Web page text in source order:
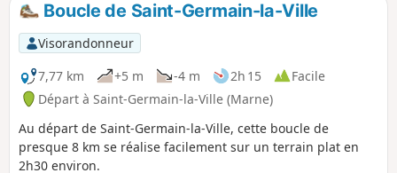
Boucle de Saint-Germain-la-Ville
Visorandonneur
7,77 km
+5 m -4 m 2h 15
Facile
Départ à Saint-Germain-la-Ville (Marne)
Au départ de Saint-Germain-la-Ville, cette boucle de
presque 8 km se réalise facilement sur un terrain plat en
2h30 environ.